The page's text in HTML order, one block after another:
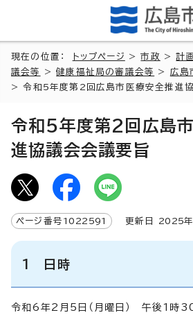
現在の位置： トップページ >市政 >計
議会等
>健康福祉局の審議会等 > 広島
> 令和5年度第2回広島市医療安全推進
令和5年度第2回広島
進協議会会議要旨
ページ番号 1022591 更新日 2025
1 日時
令和6年2月5日（月曜日） 午後1時